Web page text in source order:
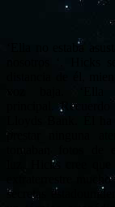
‘Ella no estaba
Hicks
distancia de él,
principal.
Él
prestar ninguna
Hicks cree
extraterrestre
secretas